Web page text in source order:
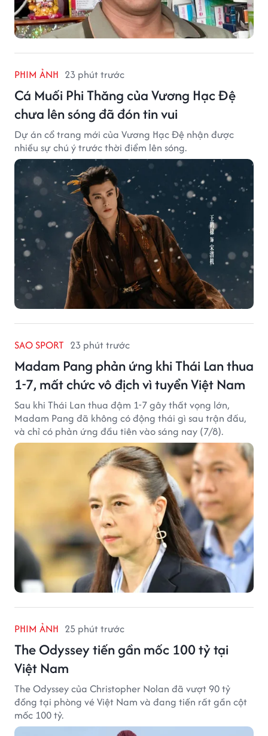
PHIM ẢNH 23 phút trước
Cá Muối Phi Thăng của Vương Hạc Đệ
chưa lên sóng đã đón tin vui
Dự án cổ trang mới của Vương Hạc Đệ nhận được
nhiều sự chú ý trước thời điểm lên sóng.
SAO SPORT 23 phút trước
Madam Pang phản ứng khi Thái Lan thua
1-7, mất chức vô địch vì tuyển Việt Nam
Sau khi Thái Lan thua đậm 1-7 gây thất vọng lớn,
Madam Pang đã không có động thái gì sau trận đấu,
và chỉ có phản ứng đầu tiên vào sáng nay (7/8).
PHIM ẢNH 25 phút trước
The Odyssey tiến gần mốc 100 tỷ tại
Việt Nam
The Odyssey của Christopher Nolan đã vượt 90 tỷ
đồng tại phòng vé Việt Nam và đang tiến rất gần cột
mốc 100 tỷ.